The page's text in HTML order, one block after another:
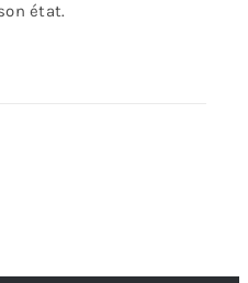
état.